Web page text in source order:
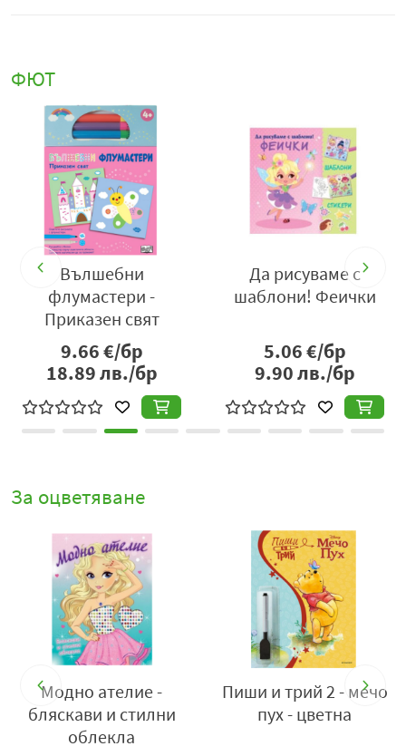
ФЮТ
Вълшебни
флумастери -
Приказен свят
9.66€/бр
18.89лв./бр
Да рисуваме с
шаблони! Феички
5.06€/бр
9.90лв./бр
За оцветяване
Модно ателие -
бляскави и стилни
облекла
Пиши и трий 2 - мечо
пух - цветна